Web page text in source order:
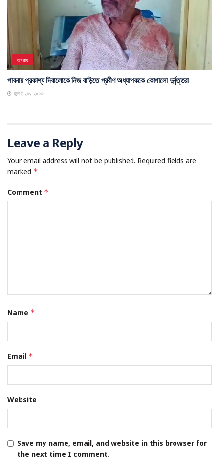
অপরাধ
পাবনায় প্রকাশ্য দিবালোকে নিজ বাড়িতে প্রবীণ অধ্যাপককে কোপালো দুর্বৃত্তরা
জুলাই ২৮, ২০২৫
Leave a Reply
Your email address will not be published. Required fields are
marked *
Comment *
Name *
Email *
Website
Save my name, email, and website in this browser for
the next time I comment.